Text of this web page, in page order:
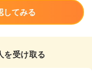
してみる
を受け取る